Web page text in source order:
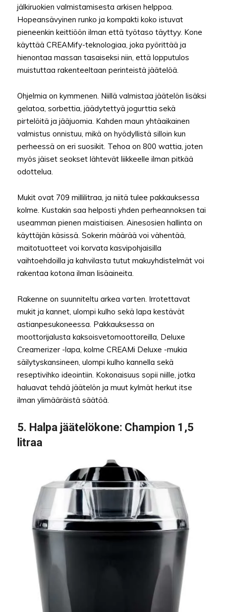
jälkiruokien valmistamisesta arkisen helppoa.
Hopeansävyinen runko ja kompakti koko istuvat
pieneenkin keittiöön ilman että työtaso täyttyy. Kone
käyttää CREAMify-teknologiaa, joka pyörittää ja
hienontaa massan tasaiseksi niin, että lopputulos
muistuttaa rakenteeltaan perinteistä jäätelöä.
Ohjelmia on kymmenen. Niillä valmistaa jäätelön lisäksi
gelatoa, sorbettia, jäädytettyä jogurttia sekä
pirtelöitä ja jääjuomia. Kahden maun yhtäaikainen
valmistus onnistuu, mikä on hyödyllistä silloin kun
perheessä on eri suosikit. Tehoa on 800 wattia, joten
myös jäiset seokset lähtevät liikkeelle ilman pitkää
odottelua.
Mukit ovat 709 millilitraa, ja niitä tulee pakkauksessa
kolme. Kustakin saa helposti yhden perheannoksen tai
useamman pienen maistiaisen. Ainesosien hallinta on
käyttäjän käsissä. Sokerin määrää voi vähentää,
maitotuotteet voi korvata kasvipohjaisilla
vaihtoehdoilla ja kahvilasta tutut makuyhdistelmät voi
rakentaa kotona ilman lisäaineita.
Rakenne on suunniteltu arkea varten. Irrotettavat
mukit ja kannet, ulompi kulho sekä lapa kestävät
astianpesukoneessa. Pakkauksessa on
moottorijalusta kaksoisvetomoottoreilla, Deluxe
Creamerizer -lapa, kolme CREAMi Deluxe -mukia
säilytyskansineen, ulompi kulho kannella sekä
reseptivihko ideointiin. Kokonaisuus sopii niille, jotka
haluavat tehdä jäätelön ja muut kylmät herkut itse
ilman ylimääräistä säätöä.
5. Halpa jäätelökone: Champion 1,5
litraa